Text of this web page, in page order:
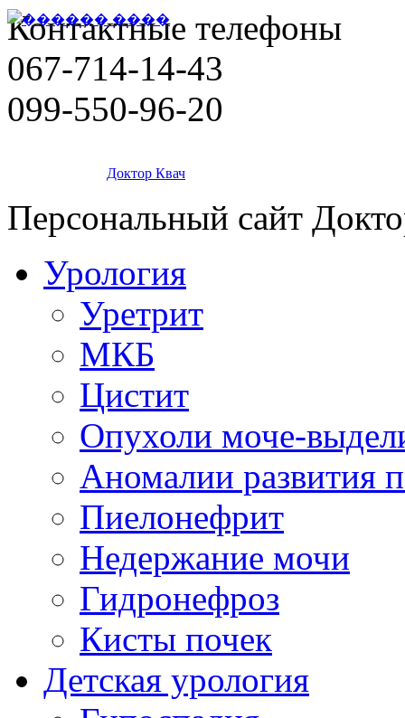
Контактные телефоны
067-714-14-43
099-550-96-20
Доктор Квач
Персональный сайт
Урология
Уретрит
МКБ
Цистит
Опухоли моче-
Аномалии развития
Пиелонефрит
Недержание мочи
Гидронефроз
Кисты почек
Детская урология